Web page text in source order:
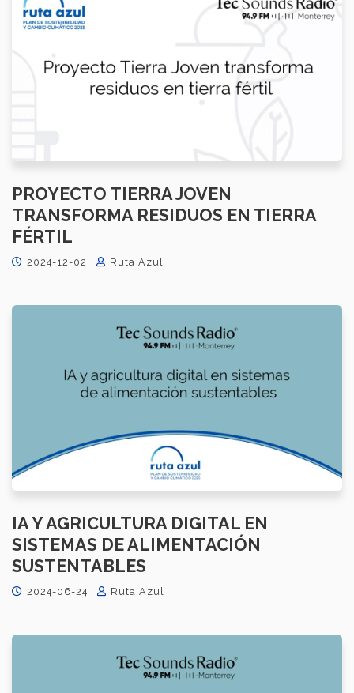
PROYECTO TIERRA JOVEN
TRANSFORMA RESIDUOS EN TIERRA
FÉRTIL
2024-12-02 Ruta Azul
IA Y AGRICULTURA DIGITAL EN
SISTEMAS DE ALIMENTACIÓN
SUSTENTABLES
2024-06-24 Ruta Azul